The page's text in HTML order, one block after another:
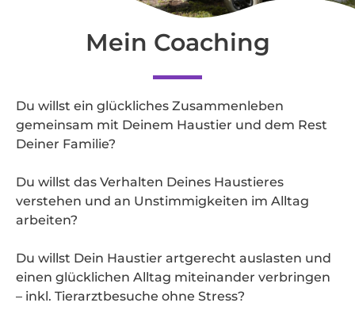
Mein Coaching
Du willst ein glückliches Zusammenleben
gemeinsam mit Deinem Haustier und dem Rest
Deiner Familie?
Du willst das Verhalten Deines Haustieres
verstehen und an Unstimmigkeiten im Alltag
arbeiten?
Du willst Dein Haustier artgerecht auslasten und
einen glücklichen Alltag miteinander verbringen
– inkl. Tierarztbesuche ohne Stress?